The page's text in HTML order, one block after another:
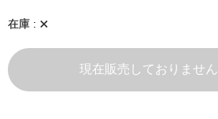
在庫 ×
現在販売しておりません